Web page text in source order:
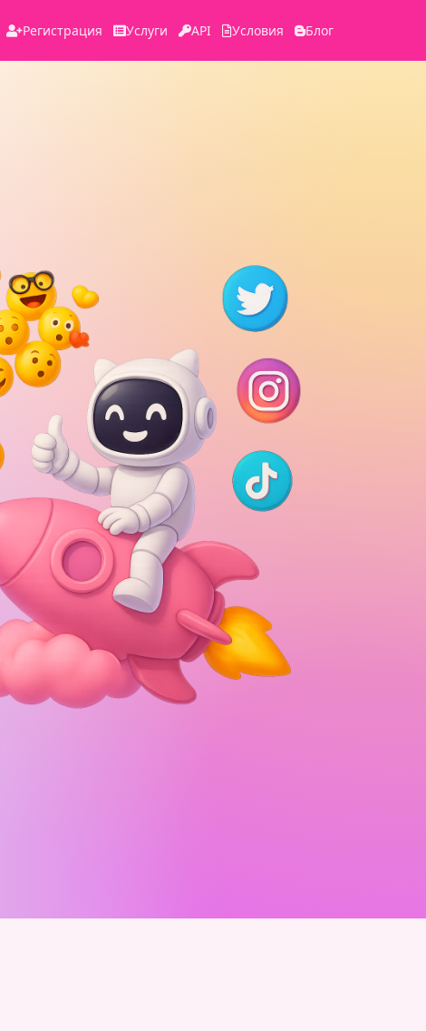
Регистрация Услуги API Условия Блог